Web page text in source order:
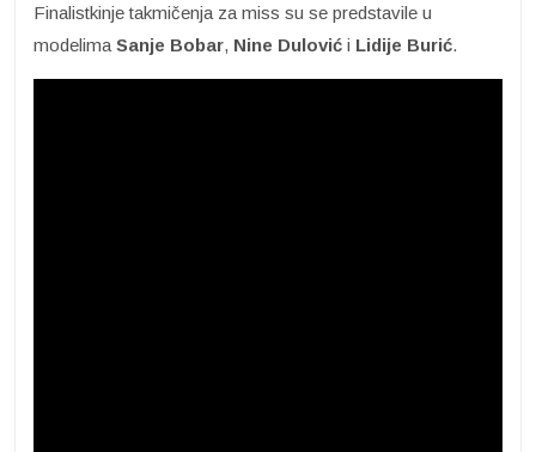
Finalistkinje takmičenja za miss su se predstavile u
modelima Sanje Bobar, Nine Dulović i Lidije Burić.